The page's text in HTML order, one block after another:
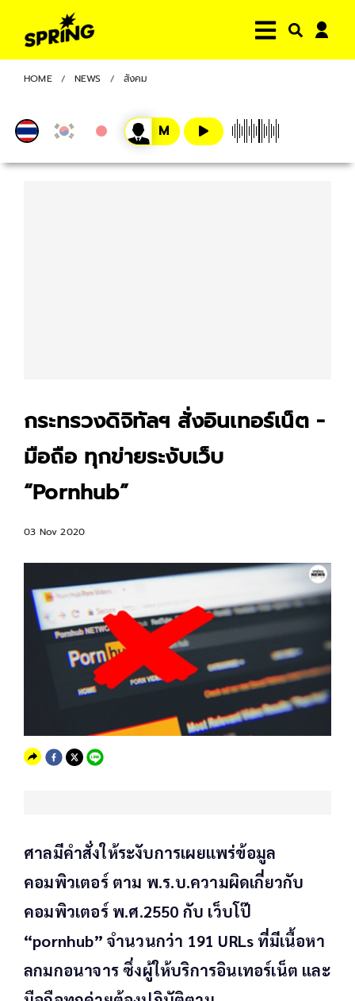
HOME NEWS สังคม
กระทรวงดิจิทัลฯ สั่งอินเทอร์เน็ต -
มือถือ ทุกข่ายระงับเว็บ
“Pornhub”
03 Nov 2020
ศาลมีคำสั่งให้ระงับการเผยแพร่ข้อมูล
คอมพิวเตอร์ ตาม พ.ร.บ.ความผิดเกี่ยวกับ
คอมพิวเตอร์ พ.ศ.2550 กับ เว็บโป๊
“pornhub” จำนวนกว่า 191 URLs ที่มีเนื้อหา
ลกมกอนาจาร ซึ่งผู้ให้บริการอินเทอร์เน็ต และ